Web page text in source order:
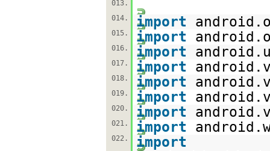
013.
014.
import
015. import
016. import
017. import
018. import
019. import
020. import
021. import
022.
import